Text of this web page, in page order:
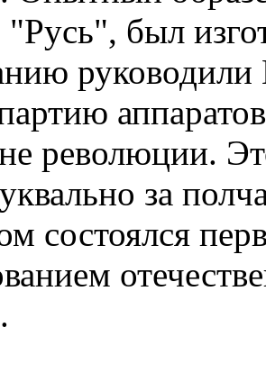
"Русь", был
революции.
за
состоялся